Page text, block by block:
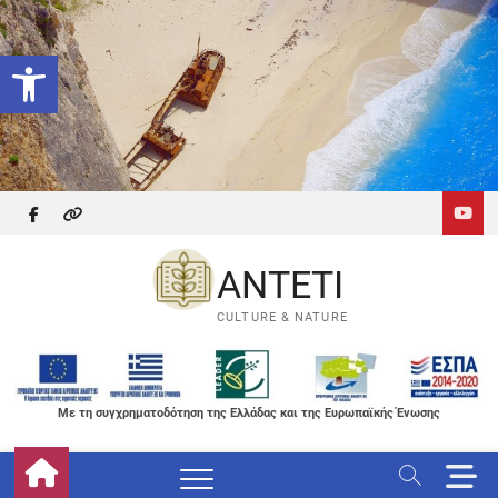
Ανοίξτε τη γραμμή εργαλείων
Skip
to
content
facebook
themefreesia
ANTETI
CULTURE & NATURE
Με τη συγχρηματοδότηση της Ελλάδας και της Ευρωπαϊκής Ένωσης
M
e